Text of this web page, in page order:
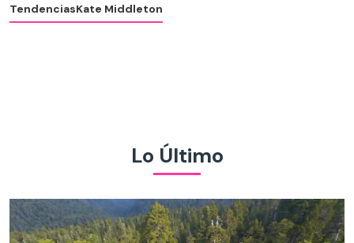
TendenciasKate Middleton
Lo Último